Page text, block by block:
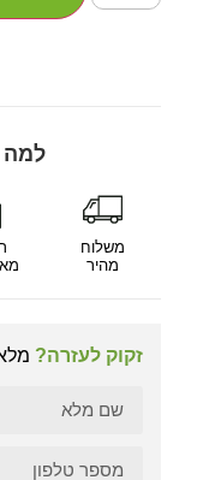
למה
משלוח
מהיר
זקוק לעזרה?